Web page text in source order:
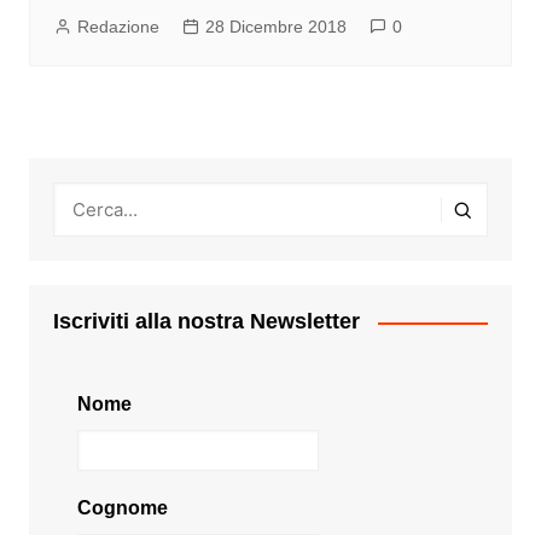
Redazione 28 Dicembre 2018 0
Iscriviti alla nostra Newsletter
Nome
Cognome